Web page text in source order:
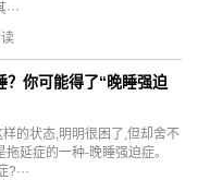
？你可能得了“晚睡强迫
的状态,明明很困了,但却舍不
延症的一种-晚睡强迫症。